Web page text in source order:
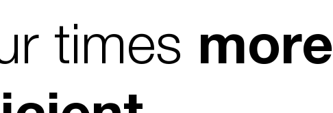
times more